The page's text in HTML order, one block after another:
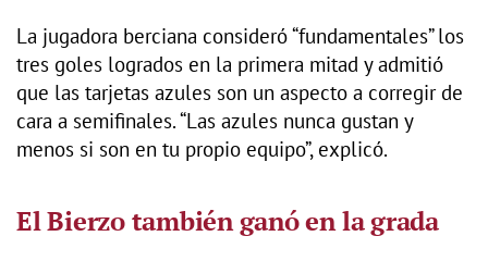
La jugadora berciana consideró “fundamentales” los
tres goles logrados en la primera mitad y admitió
que las tarjetas azules son un aspecto a corregir de
cara a semifinales. “Las azules nunca gustan y
menos si son en tu propio equipo”, explicó.
El Bierzo también ganó en la grada